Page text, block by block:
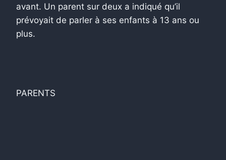
avant. Un parent sur deux a indiqué qu’il
prévoyait de parler à ses enfants à 13 ans ou
plus.
PARENTS